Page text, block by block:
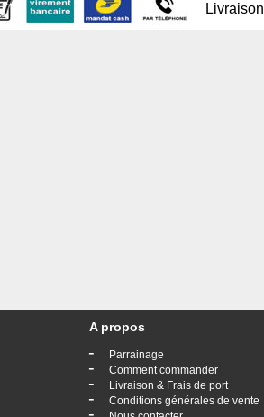
Livraison
A propos
- Parrainage
- Comment commander
- Livraison & Frais de port
- Conditions générales de vente